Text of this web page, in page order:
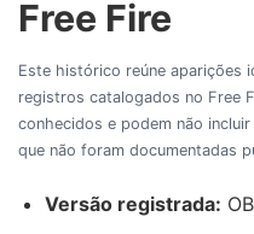
Free Fire
Este histórico reúne aparições
registros catalogados no Free
conhecidos e podem não
que não foram documentadas
Versão registrada: